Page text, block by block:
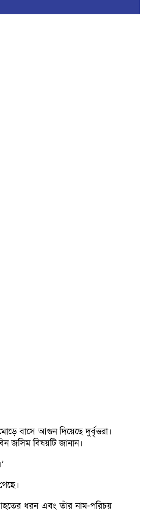
বাসে আগুন দিয়েছে দুর্বৃত্তরা।
জসিম বিষয়টি জানান।
ধরন এবং তাঁর নাম-পরিচয়